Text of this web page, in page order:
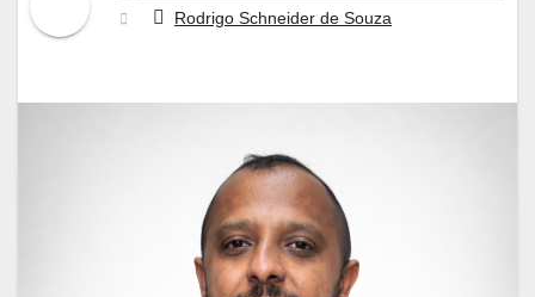
Rodrigo Schneider de Souza